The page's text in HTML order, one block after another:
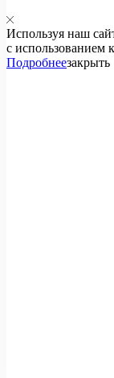
Используя наш
с использованием
Подробнеезакрыть